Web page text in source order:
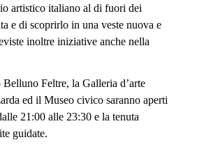
artistico italiano al di fuori dei
e di scoprirlo in una veste nuova e
inoltre iniziative anche nella
Feltre, la Galleria d’arte
ed il Museo civico saranno aperti
21:00 alle 23:30 e la tenuta
guidate.